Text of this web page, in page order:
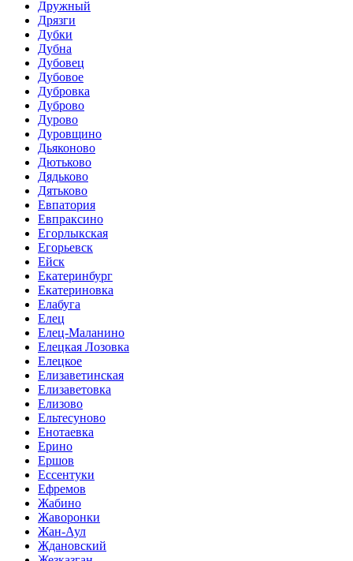
Дружный
Дрязги
Дубки
Дубна
Дубовец
Дубовое
Дубровка
Дуброво
Дурово
Дуровщино
Дьяконово
Дютьково
Дядьково
Дятьково
Евпатория
Евпраксино
Егорлыкская
Егорьевск
Ейск
Екатеринбург
Екатериновка
Елабуга
Елец
Елец-Маланино
Елецкая Лозовка
Елецкое
Елизаветинская
Елизаветовка
Елизово
Ельтесуново
Енотаевка
Ерино
Ершов
Ессентуки
Ефремов
Жабино
Жаворонки
Жан-Аул
Ждановский